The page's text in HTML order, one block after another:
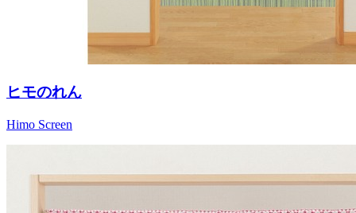
ヒモのれん
Himo Screen